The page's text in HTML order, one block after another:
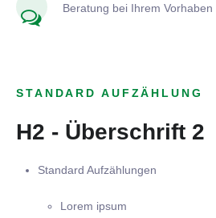
Beratung bei Ihrem Vorhaben
STANDARD AUFZÄHLUNG
H2 - Überschrift 2
Standard Aufzählungen
Lorem ipsum